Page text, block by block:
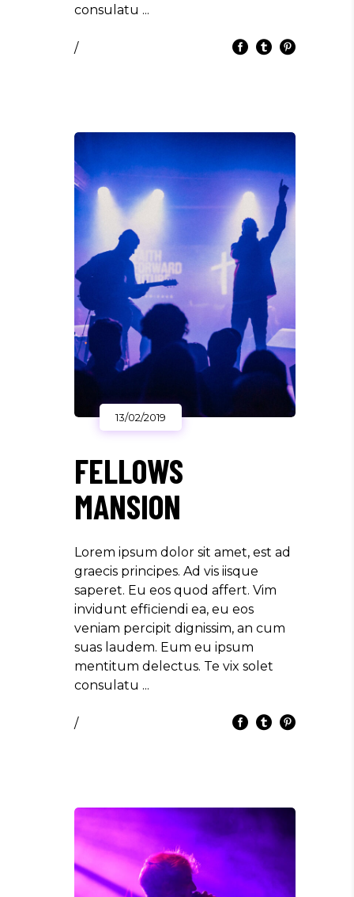
consulatu
/
13/02/2019
FELLOWS
MANSION
Lorem ipsum dolor sit amet, est ad
graecis principes. Ad vis iisque
saperet. Eu eos quod affert. Vim
invidunt efficiendi ea, eu eos
veniam percipit dignissim, an cum
suas laudem. Eum eu ipsum
mentitum delectus. Te vix solet
consulatu
/